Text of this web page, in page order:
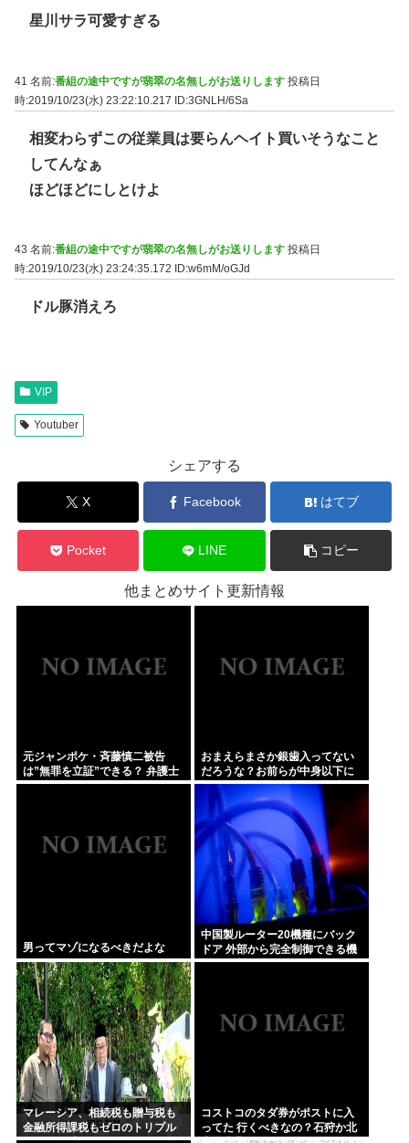
星川サラ可愛すぎる
41 名前:番組の途中ですが翡翠の名無しがお送りします 投稿日
時:2019/10/23(水) 23:22:10.217 ID:3GNLH/6Sa
相変わらずこの従業員は要らんヘイト買いそうなこと
してんなぁ
ほどほどにしとけよ
43 名前:番組の途中ですが翡翠の名無しがお送りします 投稿日
時:2019/10/23(水) 23:24:35.172
ID:w6mM/oGJd
ドル豚消えろ
VIP
Youtuber
シェアする
X Facebook はてブ
Pocket LINE コピー
他まとめサイト更新情報
元ジャンポケ・斉藤慎二被告
は”無罪を立証”できる？ 弁護士
が解説
おまえらまさか銀歯入ってない
だろうな？お前らが中身以下に
評価される原因は口開けた時に
見える銀歯
男ってマゾになるべきだよな
中国製ルーター20機種にバック
ドア 外部から完全制御できる機
能が仕込まれていた
マレーシア、相続税も贈与税も
金融所得課税もゼロのトリプル
コストコのタダ券がポストに入
ってた 行くべきなの？石狩か北